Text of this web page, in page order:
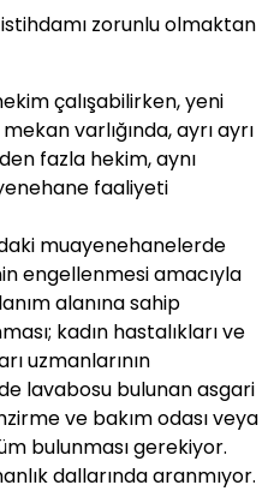
zorunlu olmaktan
çalışabilirken, yeni
varlığında, ayrı ayrı
fazla hekim, aynı
faaliyeti
muayenehanelerde
engellenmesi amacıyla
alanına sahip
kadın hastalıkları ve
uzmanlarının
lavabosu bulunan asgari
ve bakım odası veya
bulunması gerekiyor.
dallarında aranmıyor.